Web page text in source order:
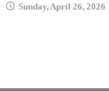
Sunday, April 26, 2026